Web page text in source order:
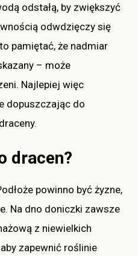
odstałą, by zwiększyć
odwdzięczy się
pamiętać, że nadmiar
– może
Najlepiej więc
dopuszczając do
dracen?
powinno być żyzne,
Na dno doniczki zawsze
z niewielkich
zapewnić roślinie